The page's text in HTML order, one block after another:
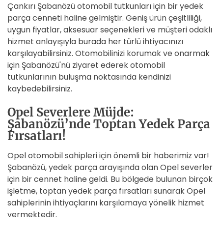
Çankırı Şabanözü otomobil tutkunları için bir yedek
parça cenneti haline gelmiştir. Geniş ürün çeşitliliği,
uygun fiyatlar, aksesuar seçenekleri ve müşteri odaklı
hizmet anlayışıyla burada her türlü ihtiyacınızı
karşılayabilirsiniz. Otomobilinizi korumak ve onarmak
için Şabanözü'nü ziyaret ederek otomobil
tutkunlarının buluşma noktasında kendinizi
kaybedebilirsiniz.
Opel Severlere Müjde:
Şabanözü’nde Toptan Yedek Parça
Fırsatları!
Opel otomobil sahipleri için önemli bir haberimiz var!
Şabanözü, yedek parça arayışında olan Opel severler
için bir cennet haline geldi. Bu bölgede bulunan birçok
işletme, toptan yedek parça fırsatları sunarak Opel
sahiplerinin ihtiyaçlarını karşılamaya yönelik hizmet
vermektedir.